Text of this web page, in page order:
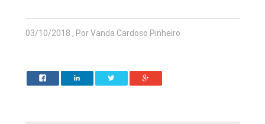
03/10/2018 , Por Vanda Cardoso Pinheiro